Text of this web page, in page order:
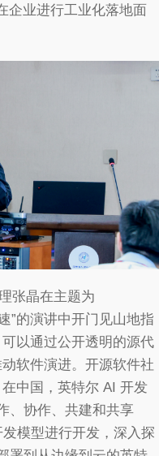
企业进行工业化落地面
张晶在主题为
”的演讲中开门见山地指
以通过公开透明的源代
软件演进。开源软件社
中国，英特尔 AI 开发
、协作、共建和共享
模型进行开发，深入探